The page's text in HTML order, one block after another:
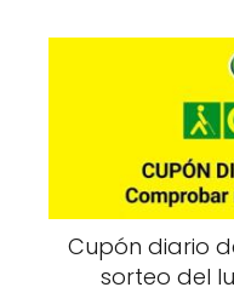
Cupón diario
sorteo del